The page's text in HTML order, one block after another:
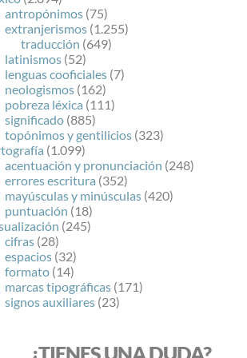
antropónimos (75)
extranjerismos (1.255)
traducción (649)
latinismos (52)
lenguas cooficiales (7)
neologismos (162)
pobreza léxica (111)
significado (885)
topónimos y gentilicios (323)
(1.099)
acentuación y pronunciación (248)
errores escritura (352)
mayúsculas y minúsculas (420)
puntuación (18)
(245)
cifras (28)
espacios (32)
formato (14)
marcas tipográficas (171)
signos auxiliares (23)
¿TIENES UNA DUDA?